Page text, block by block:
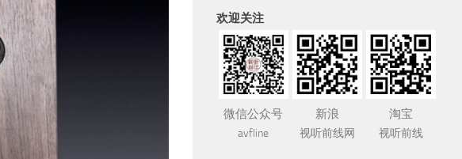
欢迎关注
微信公众号
avfline
新浪
视听前线网
淘宝
视听前线